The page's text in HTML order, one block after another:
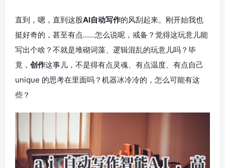
直到，嗯，直到这股AI自动写作的风刮起来。刚开始我也
挺好奇的，甚至有点……怎么说呢，戒备？觉得这玩意儿能
写出个啥？不就是堆砌词藻、逻辑混乱的玩意儿吗？毕
竟， 创作这事儿，不是得有点灵魂、有点温度、有点自己
unique 的思考在里面吗？机器冰冷冷的，怎么可能有这
些？